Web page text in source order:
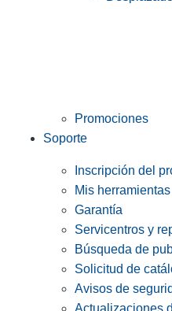
Promociones
Soporte
Inscripción del
Mis herramientas
Garantía
Servicentros y
Búsqueda de
Solicitud de
Avisos de